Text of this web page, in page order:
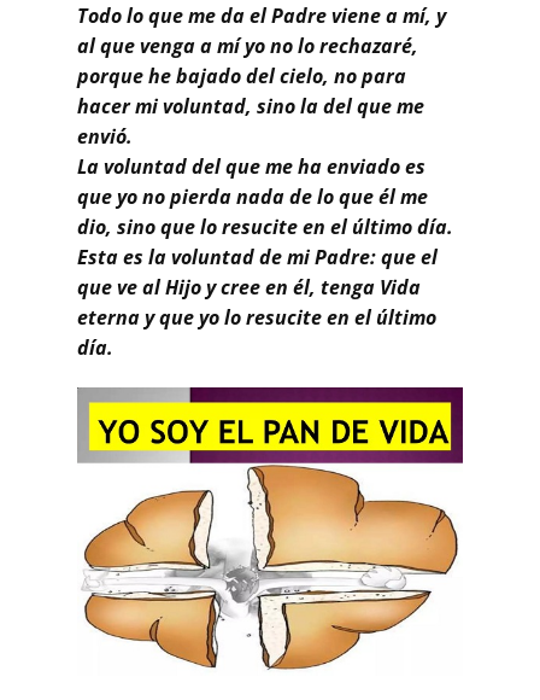
Todo lo que me da el Padre viene a mí, y
al que venga a mí yo no lo rechazaré,
porque he bajado del cielo, no para
hacer mi voluntad, sino la del que me
envió.
La voluntad del que me ha enviado es
que yo no pierda nada de lo que él me
dio, sino que lo resucite en el último día.
Esta es la voluntad de mi Padre: que el
que ve al Hijo y cree en él, tenga Vida
eterna y que yo lo resucite en el último
día.